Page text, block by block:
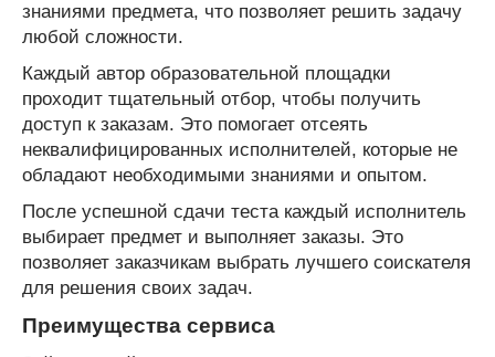
знаниями предмета, что позволяет решить задачу
любой сложности.
Каждый автор образовательной площадки
проходит тщательный отбор, чтобы получить
доступ к заказам. Это помогает отсеять
неквалифицированных исполнителей, которые не
обладают необходимыми знаниями и опытом.
После успешной сдачи теста каждый исполнитель
выбирает предмет и выполняет заказы. Это
позволяет заказчикам выбрать лучшего соискателя
для решения своих задач.
Преимущества сервиса